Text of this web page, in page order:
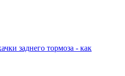
заднего тормоза - как